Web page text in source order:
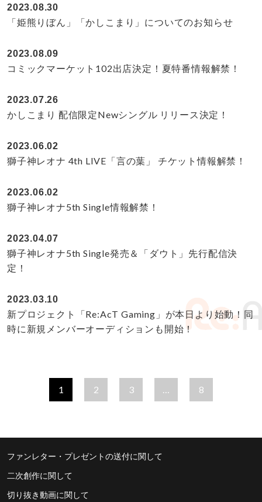
2023.08.30
「姫熊りぼん」「かしこまり」についてのお知らせ
2023.08.09
コミックマーケット102出店決定！夏特番情報解禁！
2023.07.26
かしこまり 配信限定Newシングル リリース決定！
2023.06.02
獅子神レオナ 4th LIVE「言の葉」 チケット情報解禁！
2023.06.02
獅子神レオナ5th Single情報解禁！
2023.04.07
獅子神レオナ5th Single発売＆「ダウト」先行配信決
定！
2023.03.10
新プロジェクト「Re:AcT Gaming」が本日より始動！同
時に新規メンバーオーディションも開始！
1 2 3 … 8
ファンレター・プレゼントの送付に関して
二次創作に関して
切り抜き動画に関して